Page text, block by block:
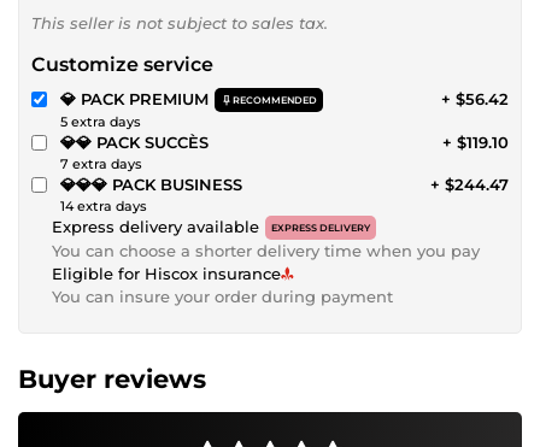
This seller is not subject to sales tax.
Customize service
💎 PACK PREMIUM RECOMMENDED
5 extra days
+ $56.42
💎💎 PACK SUCCÈS
7 extra days
+ $119.10
💎💎💎 PACK BUSINESS
14 extra days
+ $244.47
Express delivery available EXPRESS DELIVERY
You can choose a shorter delivery time when you pay
Eligible for Hiscox insurance
You can insure your order during payment
Buyer reviews